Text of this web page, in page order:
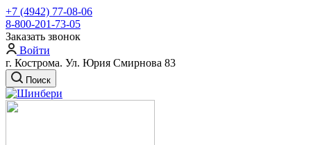
+7 (4942) 77-08-06
8-800-201-73-05
Заказать звонок
Войти
г. Кострома. Ул. Юрия Смирнова 83
Поиск